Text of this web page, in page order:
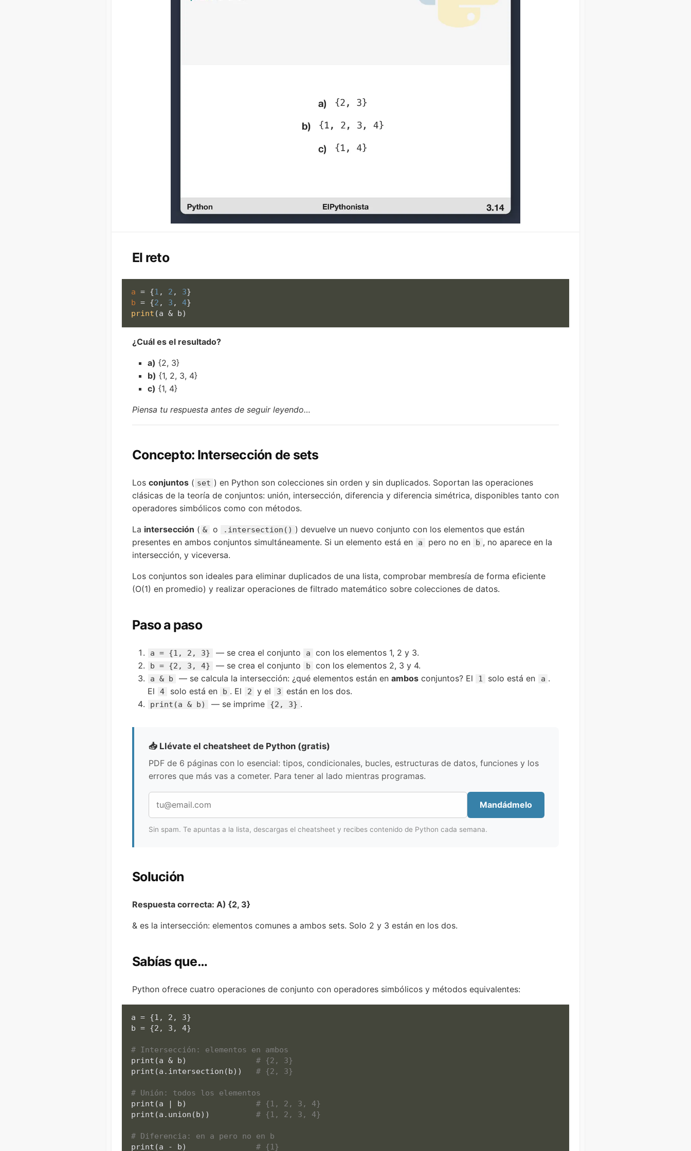
Carrera y aprendizaje
El reto
a = {1 , 2 , 3
b = {2 , 3 , 4
print (a & b)
¿Cuál es el resultado?
a) {2, 3}
b) {1, 2, 3, 4}
c) {1, 4}
Piensa tu respuesta antes de seguir leyendo…
Concepto: Intersección de sets
Los conjuntos ( set ) en Python son colecciones sin orden y sin duplicados. Soportan las operaciones
clásicas de la teoría de conjuntos: unión, intersección, diferencia y diferencia simétrica, disponibles tanto con
operadores simbólicos como con métodos.
La intersección ( & o .intersection() ) devuelve un nuevo conjunto con los elementos que están
presentes en ambos conjuntos simultáneamente. Si un elemento está en
a pero no en b , no aparece en la
intersección, y viceversa.
Los conjuntos son ideales para eliminar duplicados de una lista, comprobar membresía de forma eficiente
(O(1) en promedio) y realizar operaciones de filtrado matemático sobre colecciones de datos.
Paso a paso
a = {1, 2, 3} — se crea el conjunto a con los elementos 1, 2 y 3.
b = {2, 3, 4} — se crea el conjunto b con los elementos 2, 3 y 4.
a & b — se calcula la intersección: ¿qué elementos están en ambosconjuntos? El 1 solo está en a .
El
4 solo está en b . El 2 y el 3 están en los dos.
print(a & b) — se imprime {2, 3} .
📥 Llévate el cheatsheet de Python (gratis)
PDF de 6 páginas con lo esencial: tipos, condicionales, bucles, estructuras de datos, funciones y los
errores que más vas a cometer. Para tener al lado mientras programas.
Mandádmelo
Sin spam. Te apuntas a la lista, descargas el cheatsheet y recibes contenido de Python cada semana.
Solución
Respuesta correcta: A) {2, 3}
& es la intersección: elementos comunes a ambos sets. Solo 2 y 3 están en los dos.
Sabías que…
Python ofrece cuatro operaciones de conjunto con operadores simbólicos y métodos equivalentes:
a = {1, 2, 3}
b = {2, 3, 4}
# Intersección: elementos en ambos
print (a & b) # {2, 3}
print (a.intersection(b)) # {2, 3}
# Unión: todos los elementos
print (a | b) # {1, 2, 3, 4}
print (a.union(b)) # {1, 2, 3, 4}
# Diferencia: en a pero no en b
print (a - b) # {1}